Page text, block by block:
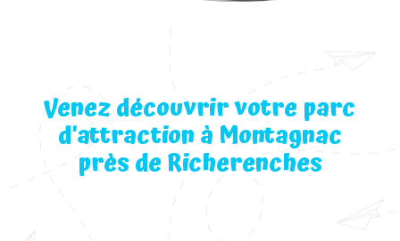
Venez découvrir votre parc
d’attraction à Montagnac
près de Richerenches